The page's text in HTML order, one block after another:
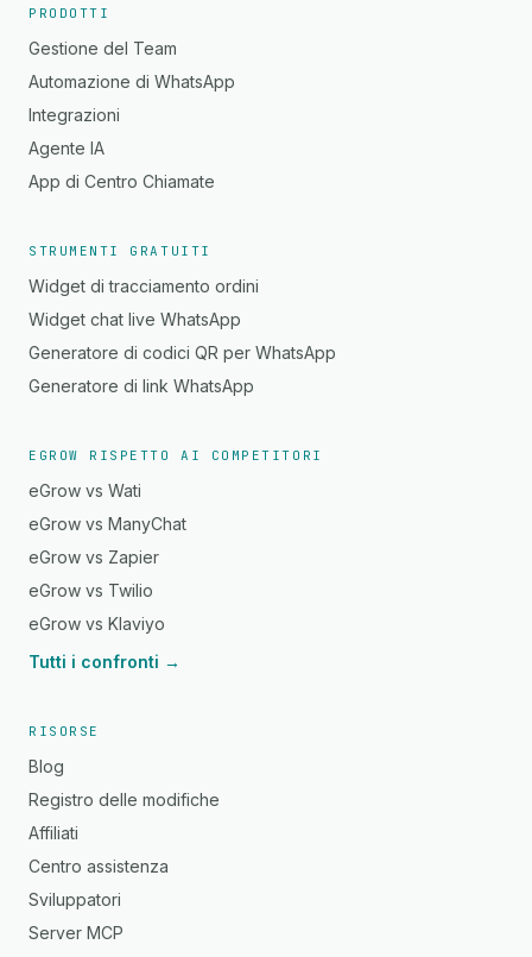
PRODOTTI
Gestione del Team
Automazione di WhatsApp
Integrazioni
Agente IA
App di Centro Chiamate
STRUMENTI GRATUITI
Widget di tracciamento ordini
Widget chat live WhatsApp
Generatore di codici QR per WhatsApp
Generatore di link WhatsApp
EGROW RISPETTO AI COMPETITORI
eGrow vs Wati
eGrow vs ManyChat
eGrow vs Zapier
eGrow vs Twilio
eGrow vs Klaviyo
Tutti i confronti →
RISORSE
Blog
Registro delle modifiche
Affiliati
Centro assistenza
Sviluppatori
Server MCP